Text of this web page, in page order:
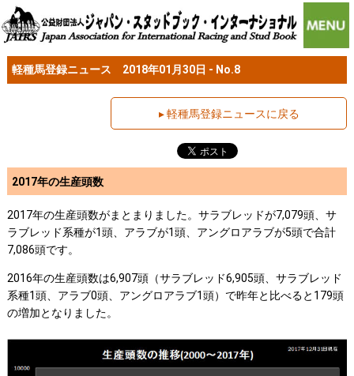
軽種馬登録ニュース 2018年01月30日 - No.8
▸ 軽種馬登録ニュースに戻る
2017年の生産頭数
2017年の生産頭数がまとまりました。サラブレッドが7,079頭、サ
ラブレッド系種が1頭、アラブが1頭、アングロアラブが5頭で合計
7,086頭です。
2016年の生産頭数は6,907頭（サラブレッド6,905頭、サラブレッド
系種1頭、アラブ0頭、アングロアラブ1頭）で昨年と比べると179頭
の増加となりました。